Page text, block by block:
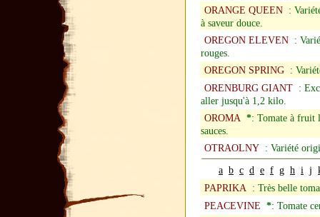
ORANGE QUEEN :
à saveur douce.
OREGON ELEVEN :
rouges.
OREGON SPRING :
ORENBURG GIANT :
aller jusqu'à 1,2 kilo.
OROMA *: Tomate à fruit
sauces.
OTRAOLNY : Variété
a b c d e f g h i j
PAPRIKA : Très belle
PEACEVINE *: Tomate